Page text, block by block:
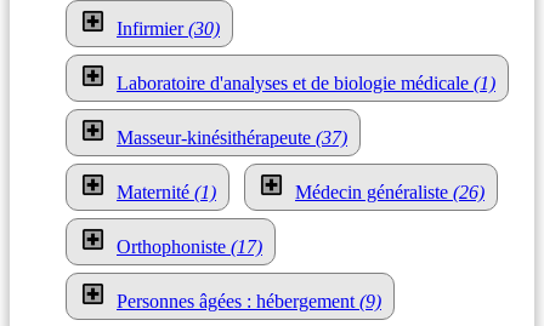
Infirmier(30)
Laboratoire d'analyses et de biologie médicale (1)
Masseur-kinésithérapeute (37)
Maternité (1) Médecin généraliste (26)
Orthophoniste (17)
Personnes âgées : hébergement(9)